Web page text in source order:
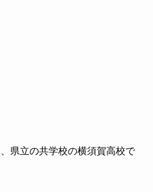
県立の共学校の横須賀高校で